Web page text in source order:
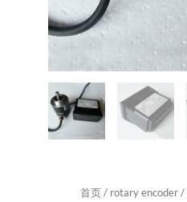
首页/ rotary encoder/